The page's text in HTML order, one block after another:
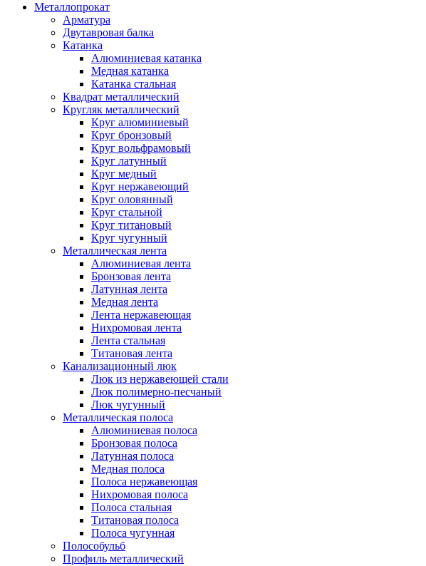
Металлопрокат
Арматура
Двутавровая балка
Катанка
Алюминиевая катанка
Медная катанка
Катанка стальная
Квадрат металлический
Кругляк металлический
Круг алюминиевый
Круг бронзовый
Круг вольфрамовый
Круг латунный
Круг медный
Круг нержавеющий
Круг оловянный
Круг стальной
Круг титановый
Круг чугунный
Металлическая лента
Алюминиевая лента
Бронзовая лента
Латунная лента
Медная лента
Лента нержавеющая
Нихромовая лента
Лента стальная
Титановая лента
Канализационный люк
Люк из нержавеющей стали
Люк полимерно-песчаный
Люк чугунный
Металлическая полоса
Алюминиевая полоса
Бронзовая полоса
Латунная полоса
Медная полоса
Полоса нержавеющая
Нихромовая полоса
Полоса стальная
Титановая полоса
Полоса чугунная
Полособульб
Профиль металлический